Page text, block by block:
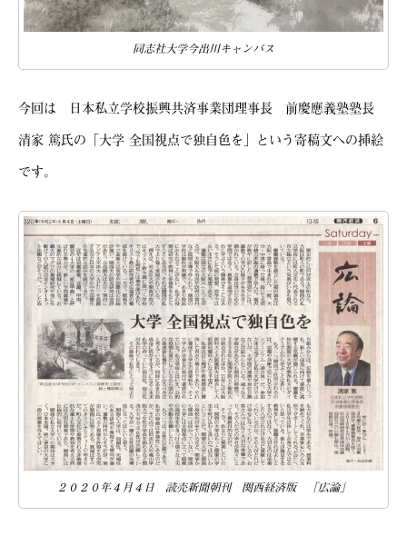
同志社大学今出川キャンバス
今回は 日本私立学校振興共済事業団理事長 前慶應義塾塾長
清家 篤氏の「大学 全国視点で独自色を」という寄稿文への挿絵
です。
２０２０年４月４日 読売新聞朝刊 関西経済版 「広論」